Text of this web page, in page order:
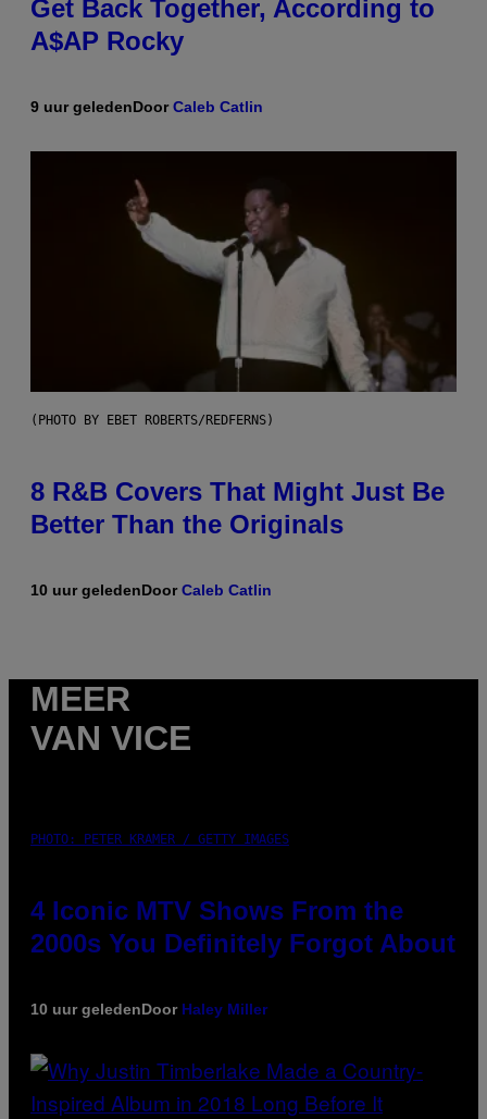
Get Back Together, According to
A$AP Rocky
9 uur geledenDoorCaleb Catlin
(PHOTO BY EBET ROBERTS/REDFERNS)
8 R&B Covers That Might Just Be
Better Than the Originals
10 uur geledenDoorCaleb Catlin
MEER
VAN VICE
PHOTO: PETER KRAMER / GETTY IMAGES
4 Iconic MTV Shows From the
2000s You Definitely Forgot About
10 uur geledenDoor Haley Miller